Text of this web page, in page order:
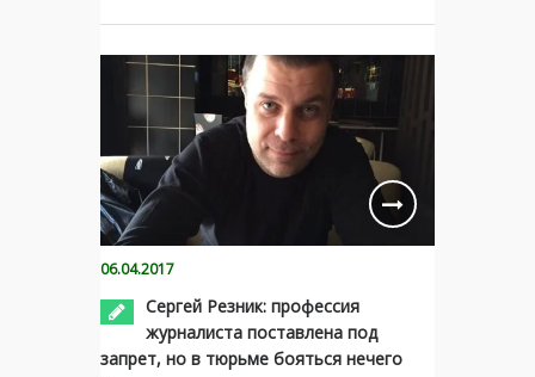
06.04.2017
Сергей Резник: профессия
журналиста поставлена под
запрет, но в тюрьме бояться нечего